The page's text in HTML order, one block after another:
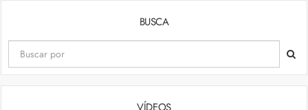
BUSCA